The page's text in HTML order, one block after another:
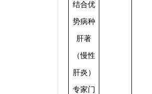
结合优
势病种
肝著
（慢性
肝炎）
专家门